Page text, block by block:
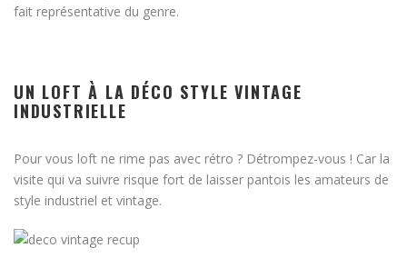
fait représentative du genre.
UN LOFT À LA DÉCO STYLE VINTAGE
INDUSTRIELLE
Pour vous loft ne rime pas avec rétro ? Détrompez-vous ! Car la
visite qui va suivre risque fort de laisser pantois les amateurs de
style industriel et vintage.